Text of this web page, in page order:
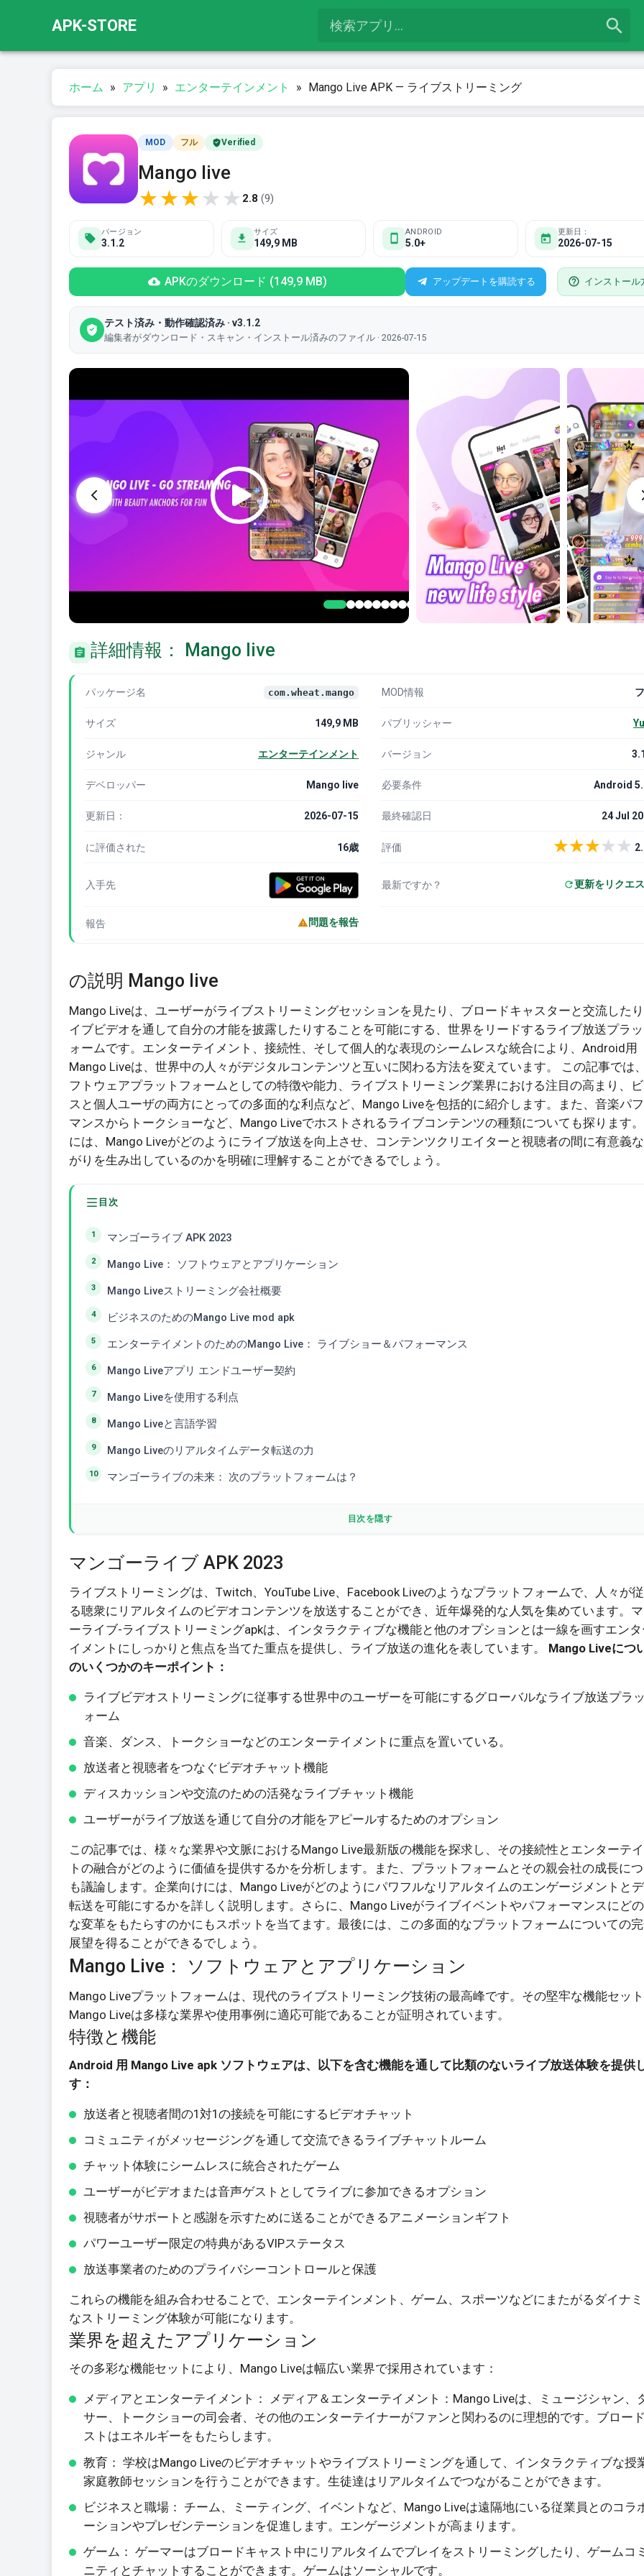
APK-STORE
ホーム » アプリ » エンターテインメント » Mango Live APK — ライブストリーミング
MOD フル Verified
Mango live
★★★ ★ ★ 2.8 (9)
バージョン
3.1.2
サイズ
149,9 MB
ANDROID
5.0+
更新日：
2026-07-15
APKのダウンロード (149,9 MB) アップデートを購読する インストール
テスト済み・動作確認済み · v3.1.2
編集者がダウンロード・スキャン・インストール済みのファイル · 2026-07-15
詳細情報： Mango live
パッケージ名 com.wheat.mango MOD情報
サイズ 149,9 MB パブリッシャー
ジャンル エンターテインメント バージョン
デベロッパー Mango live 必要条件 Android
更新日： 2026-07-15 最終確認日 24 Jul
に評価された 16歳 評価 ★★★★★
入手先 最新ですか？ 更新をリクエ
報告 問題を報告
の説明 Mango live
Mango Liveは、ユーザーがライブストリーミングセッションを見たり、ブロードキャスターと交流した
イブビデオを通して自分の才能を披露したりすることを可能にする、世界をリードするライブ放送プラ
ォームです。エンターテイメント、接続性、そして個人的な表現のシームレスな統合により、Android用
Mango Liveは、世界中の人々がデジタルコンテンツと互いに関わる方法を変えています。 この記事では
フトウェアプラットフォームとしての特徴や能力、ライブストリーミング業界における注目の高まり、
スと個人ユーザの両方にとっての多面的な利点など、Mango Liveを包括的に紹介します。また、音楽パ
マンスからトークショーなど、Mango Liveでホストされるライブコンテンツの種類についても探ります
には、Mango Liveがどのようにライブ放送を向上させ、コンテンツクリエイターと視聴者の間に有意義
がりを生み出しているのかを明確に理解することができるでしょう。
目次
マンゴーライブ APK 2023
Mango Live： ソフトウェアとアプリケーション
Mango Liveストリーミング会社概要
ビジネスのためのMango Live mod apk
エンターテイメントのためのMango Live： ライブショー＆パフォーマンス
Mango Liveアプリ エンドユーザー契約
Mango Liveを使用する利点
Mango Liveと言語学習
Mango Liveのリアルタイムデータ転送の力
マンゴーライブの未来： 次のプラットフォームは？
目次を隠す
マンゴーライブ APK 2023
ライブストリーミングは、Twitch、YouTube Live、Facebook Liveのようなプラットフォームで、人々が
る聴衆にリアルタイムのビデオコンテンツを放送することができ、近年爆発的な人気を集めています。
ーライブ-ライブストリーミングapkは、インタラクティブな機能と他のオプションとは一線を画すエン
イメントにしっかりと焦点を当てた重点を提供し、ライブ放送の進化を表しています。 Mango Liveにつ
のいくつかのキーポイント：
ライブビデオストリーミングに従事する世界中のユーザーを可能にするグローバルなライブ放送プラ
ォーム
音楽、ダンス、トークショーなどのエンターテイメントに重点を置いている。
放送者と視聴者をつなぐビデオチャット機能
ディスカッションや交流のための活発なライブチャット機能
ユーザーがライブ放送を通じて自分の才能をアピールするためのオプション
この記事では、様々な業界や文脈におけるMango Live最新版の機能を探求し、その接続性とエンターテ
トの融合がどのように価値を提供するかを分析します。また、プラットフォームとその親会社の成長に
も議論します。企業向けには、Mango Liveがどのようにパワフルなリアルタイムのエンゲージメントと
転送を可能にするかを詳しく説明します。さらに、Mango Liveがライブイベントやパフォーマンスにど
な変革をもたらすのかにもスポットを当てます。最後には、この多面的なプラットフォームについての
展望を得ることができるでしょう。
Mango Live： ソフトウェアとアプリケーション
Mango Liveプラットフォームは、現代のライブストリーミング技術の最高峰です。その堅牢な機能セッ
Mango Liveは多様な業界や使用事例に適応可能であることが証明されています。
特徴と機能
Android 用 Mango Live apk ソフトウェアは、以下を含む機能を通して比類のないライブ放送体験を提供
す：
放送者と視聴者間の1対1の接続を可能にするビデオチャット
コミュニティがメッセージングを通して交流できるライブチャットルーム
チャット体験にシームレスに統合されたゲーム
ユーザーがビデオまたは音声ゲストとしてライブに参加できるオプション
視聴者がサポートと感謝を示すために送ることができるアニメーションギフト
パワーユーザー限定の特典があるVIPステータス
放送事業者のためのプライバシーコントロールと保護
これらの機能を組み合わせることで、エンターテインメント、ゲーム、スポーツなどにまたがるダイナ
なストリーミング体験が可能になります。
業界を超えたアプリケーション
その多彩な機能セットにより、Mango Liveは幅広い業界で採用されています：
メディアとエンターテイメント： メディア＆エンターテイメント：Mango Liveは、ミュージシャン、
サー、トークショーの司会者、その他のエンターテイナーがファンと関わるのに理想的です。ブロー
ストはエネルギーをもたらします。
教育： 学校はMango Liveのビデオチャットやライブストリーミングを通して、インタラクティブな授
家庭教師セッションを行うことができます。生徒達はリアルタイムでつながることができます。
ビジネスと職場： チーム、ミーティング、イベントなど、Mango Liveは遠隔地にいる従業員とのコラ
ーションやプレゼンテーションを促進します。エンゲージメントが高まります。
ゲーム： ゲーマーはブロードキャスト中にリアルタイムでプレイをストリーミングしたり、ゲームコ
ニティとチャットすることができます。ゲームはソーシャルです。